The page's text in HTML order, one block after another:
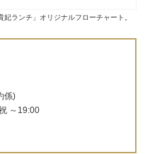
ランチ」オリジナルフローチャート。
係)
～19:00